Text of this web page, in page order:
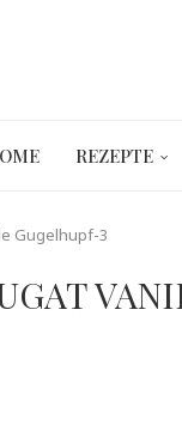
REZEPTE
Gugelhupf-3